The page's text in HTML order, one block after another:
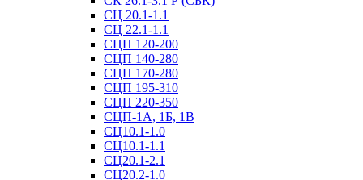
СЦ 20.1-1.1
СЦ 22.1-1.1
СЦП 120-200
СЦП 140-280
СЦП 170-280
СЦП 195-310
СЦП 220-350
СЦП-1А, 1Б, 1В
СЦ10.1-1.0
СЦ10.1-1.1
СЦ20.1-2.1
СЦ20.2-1.0